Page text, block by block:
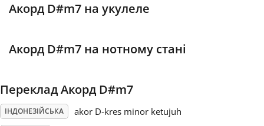
Português
Акорд D#m7 на укулеле
Акорд D#m7 на нотному стані
Переклад Акорд D#m7
ІНДОНЕЗІЙСЬКА akor D-kres minor ketujuh